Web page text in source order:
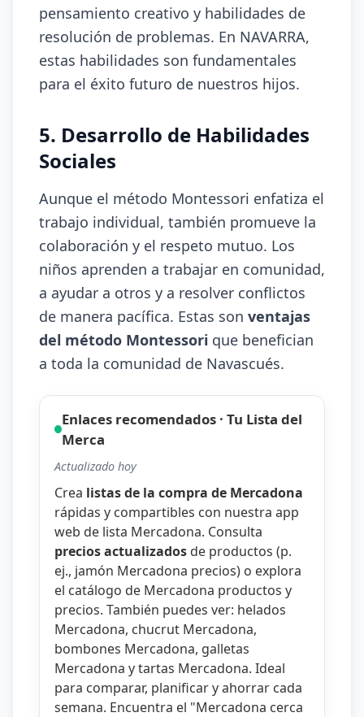
pensamiento creativo y habilidades de
resolución de problemas. En NAVARRA,
estas habilidades son fundamentales
para el éxito futuro de nuestros hijos.
5. Desarrollo de Habilidades
Sociales
Aunque el método Montessori enfatiza el
trabajo individual, también promueve la
colaboración y el respeto mutuo. Los
niños aprenden a trabajar en comunidad,
a ayudar a otros y a resolver conflictos
de manera pacífica. Estas son ventajas
del método Montessori que benefician
a toda la comunidad de Navascués.
Enlaces recomendados · Tu Lista del
Merca
Actualizado hoy
Crea listas de la compra de Mercadona
rápidas y compartibles con nuestra app
web de lista Mercadona. Consulta
precios actualizados de productos (p.
ej., jamón Mercadona precios) o explora
el catálogo de Mercadona productos y
precios. También puedes ver: helados
Mercadona, chucrut Mercadona,
bombones Mercadona, galletas
Mercadona ytartas Mercadona. Ideal
para comparar, planificar y ahorrar cada
semana. Encuentra el "Mercadona cerca